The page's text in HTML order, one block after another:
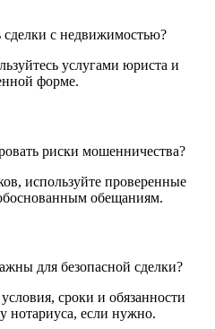
сделки с недвижимостью?
услугами юриста и
форме.
риски мошенничества?
используйте проверенные
обещаниям.
для безопасной сделки?
сроки и обязанности
нотариуса, если нужно.